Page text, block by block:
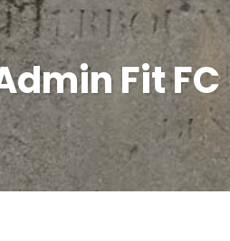
Fit FC